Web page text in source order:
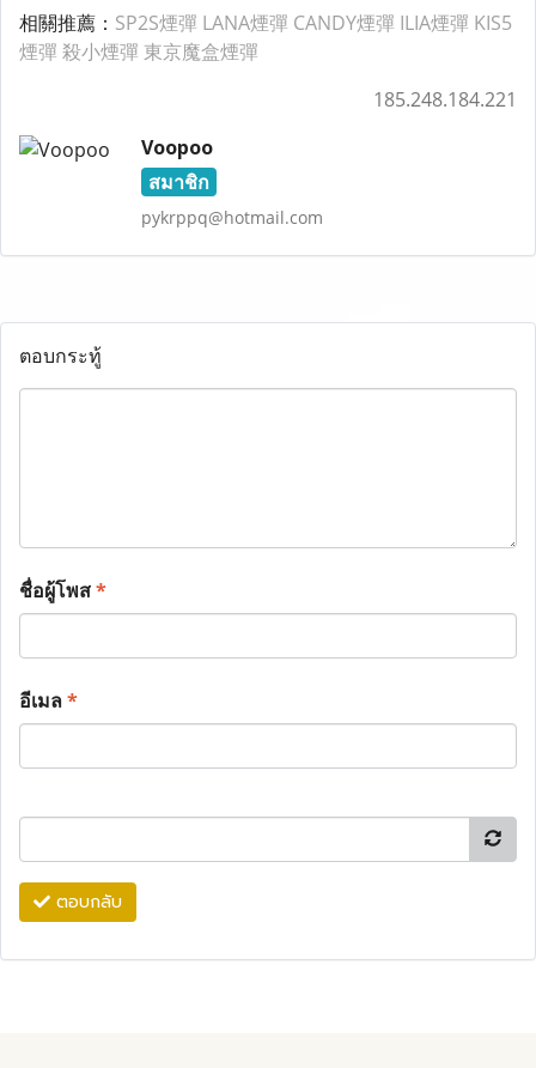
相關推薦： SP2S煙彈 LANA煙彈 CANDY煙彈 ILIA煙彈 KIS5
煙彈 殺小煙彈 東京魔盒煙彈
185.248.184.221
Voopoo
สมาชิก
pykrppq@hotmail.com
ตอบกระทู้
ชื่อผู้โพส*
อีเมล*
ตอบกลับ